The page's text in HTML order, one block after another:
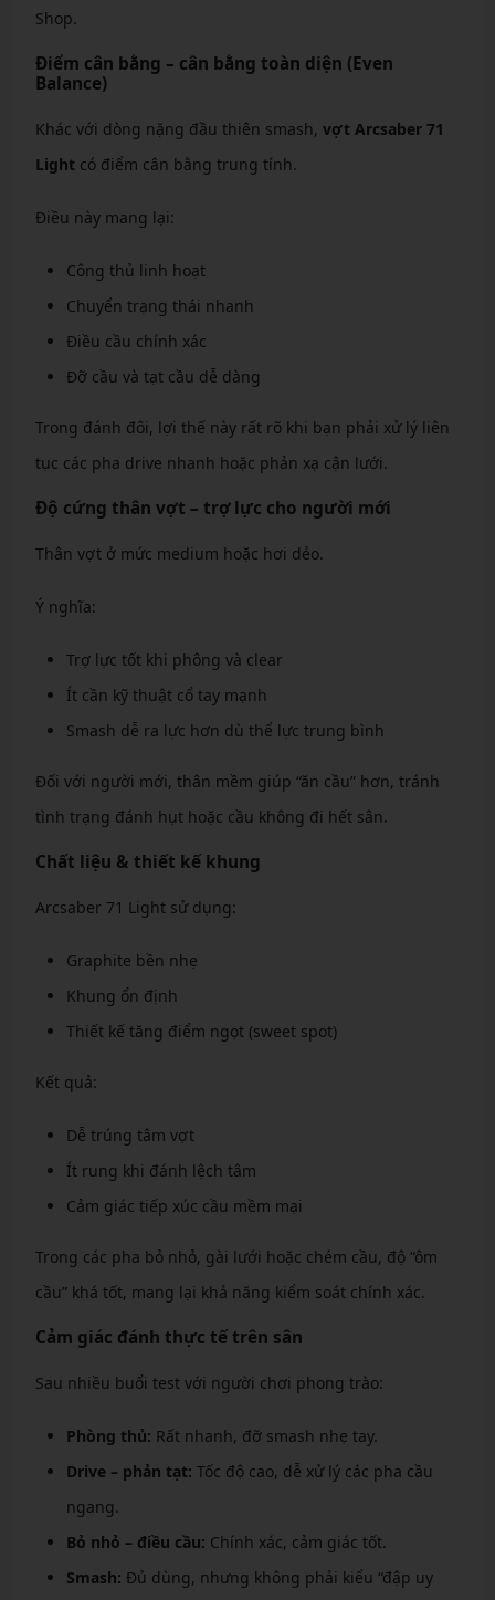
Shop.
Điểm cân bằng – cân bằng toàn diện (Even
Balance)
Khác với dòng nặng đầu thiên smash, vợt Arcsaber 71
Lightcó điểm cân bằng trung tính.
Điều này mang lại:
Công thủ linh hoạt
Chuyển trạng thái nhanh
Điều cầu chính xác
Đỡ cầu và tạt cầu dễ dàng
Trong đánh đôi, lợi thế này rất rõ khi bạn phải xử lý liên
tục các pha drive nhanh hoặc phản xạ cận lưới.
Độ cứng thân vợt – trợ lực cho người mới
Thân vợt ở mức medium hoặc hơi dẻo.
Ý nghĩa:
Trợ lực tốt khi phông và clear
Ít cần kỹ thuật cổ tay mạnh
Smash dễ ra lực hơn dù thể lực trung bình
Đối với người mới, thân mềm giúp “ăn cầu” hơn, tránh
tình trạng đánh hụt hoặc cầu không đi hết sân.
Chất liệu & thiết kế khung
Arcsaber 71 Light sử dụng:
Graphite bền nhẹ
Khung ổn định
Thiết kế tăng điểm ngọt (sweet spot)
Kết quả:
Dễ trúng tâm vợt
Ít rung khi đánh lệch tâm
Cảm giác tiếp xúc cầu mềm mại
Trong các pha bỏ nhỏ, gài lưới hoặc chém cầu, độ “ôm
cầu” khá tốt, mang lại khả năng kiểm soát chính xác.
Cảm giác đánh thực tế trên sân
Sau nhiều buổi test với người chơi phong trào:
Phòng thủ: Rất nhanh, đỡ smash nhẹ tay.
Drive – phản tạt: Tốc độ cao, dễ xử lý các pha cầu
ngang.
Bỏ nhỏ – điều cầu: Chính xác, cảm giác tốt.
Smash: Đủ dùng, nhưng không phải kiểu “đập uy